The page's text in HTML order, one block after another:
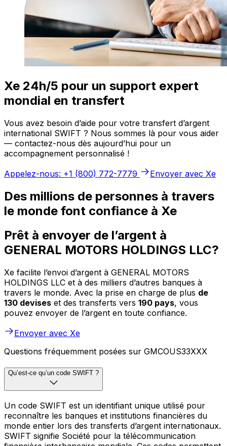
Xe 24h/5 pour un support expert
mondial en transfert
Vous avez besoin d’aide pour votre transfert d’argent
international SWIFT ? Nous sommes là pour vous aider
— contactez-nous dès aujourd’hui pour un
accompagnement personnalisé !
Appelez-nous: +1 (800) 772-7779
Envoyer avec Xe
Des millions de personnes à travers
le monde font confiance à Xe
Prêt à envoyer de l’argent à
GENERAL MOTORS HOLDINGS LLC?
Xe facilite l’envoi d’argent à GENERAL MOTORS
HOLDINGS LLC et à des milliers d’autres banques à
travers le monde. Avec la prise en charge de plus de
130 devises et des transferts vers 190 pays, vous
pouvez envoyer de l’argent en toute confiance.
Envoyer avec Xe
Questions fréquemment posées sur GMCOUS33XXX
Qu’est-ce qu’un code SWIFT ?
Un code SWIFT est un identifiant unique utilisé pour
reconnaître les banques et institutions financières du
monde entier lors des transferts d’argent internationaux.
SWIFT signifie Société pour la télécommunication